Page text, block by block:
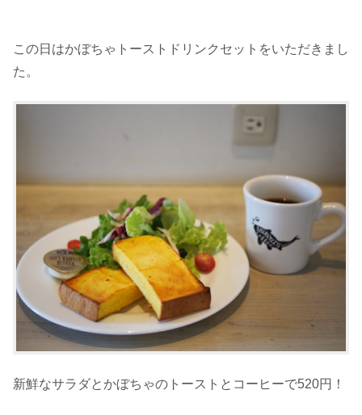
この日はかぼちゃトーストドリンクセットをいただきまし
た。
新鮮なサラダとかぼちゃのトーストとコーヒーで520円！